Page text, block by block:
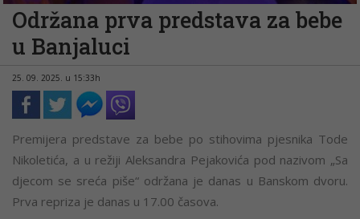
Održana prva predstava za bebe
u Banjaluci
25. 09. 2025. u 15:33h
Premijera predstave za bebe po stihovima pjesnika Tode
Nikoletića, a u režiji Aleksandra Pejakovića pod nazivom „Sa
djecom se sreća piše“ održana je danas u Banskom dvoru.
Prva repriza je danas u 17.00 časova.